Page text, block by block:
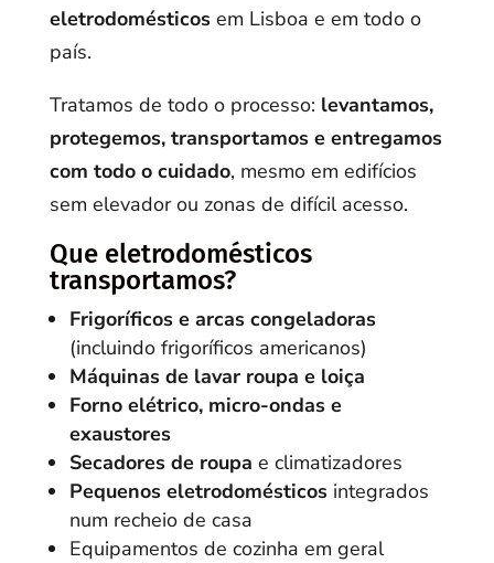
eletrodomésticosem Lisboa e em todo o
país.
Tratamos de todo o processo: levantamos,
protegemos, transportamos e entregamos
com todo o cuidado, mesmo em edifícios
sem elevador ou zonas de difícil acesso.
Que eletrodomésticos
transportamos?
Frigoríficos e arcas congeladoras
(incluindo frigoríficos americanos)
Máquinas de lavar roupa e loiça
Forno elétrico, micro-ondas e
exaustores
Secadores de roupa e climatizadores
Pequenos eletrodomésticosintegrados
num recheio de casa
Equipamentos de cozinha em geral